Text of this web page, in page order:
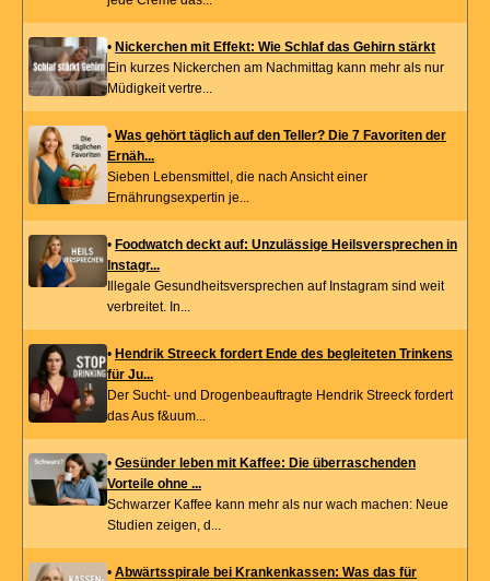
• Nickerchen mit Effekt: Wie Schlaf das Gehirn stärkt
Ein kurzes Nickerchen am Nachmittag kann mehr als nur
Müdigkeit vertre...
• Was gehört täglich auf den Teller? Die 7 Favoriten der
Ernäh...
Sieben Lebensmittel, die nach Ansicht einer
Ernährungsexpertin je...
• Foodwatch deckt auf: Unzulässige Heilsversprechen in
Instagr...
Illegale Gesundheitsversprechen auf Instagram sind weit
verbreitet. In...
• Hendrik Streeck fordert Ende des begleiteten Trinkens
für Ju...
Der Sucht- und Drogenbeauftragte Hendrik Streeck fordert
das Aus f&uum...
• Gesünder leben mit Kaffee: Die überraschenden
Vorteile ohne ...
Schwarzer Kaffee kann mehr als nur wach machen: Neue
Studien zeigen, d...
• Abwärtsspirale bei Krankenkassen: Was das für